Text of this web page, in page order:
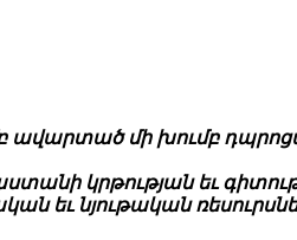
ավարտած մի խումբ
կրթության եւ
եւ նյութական